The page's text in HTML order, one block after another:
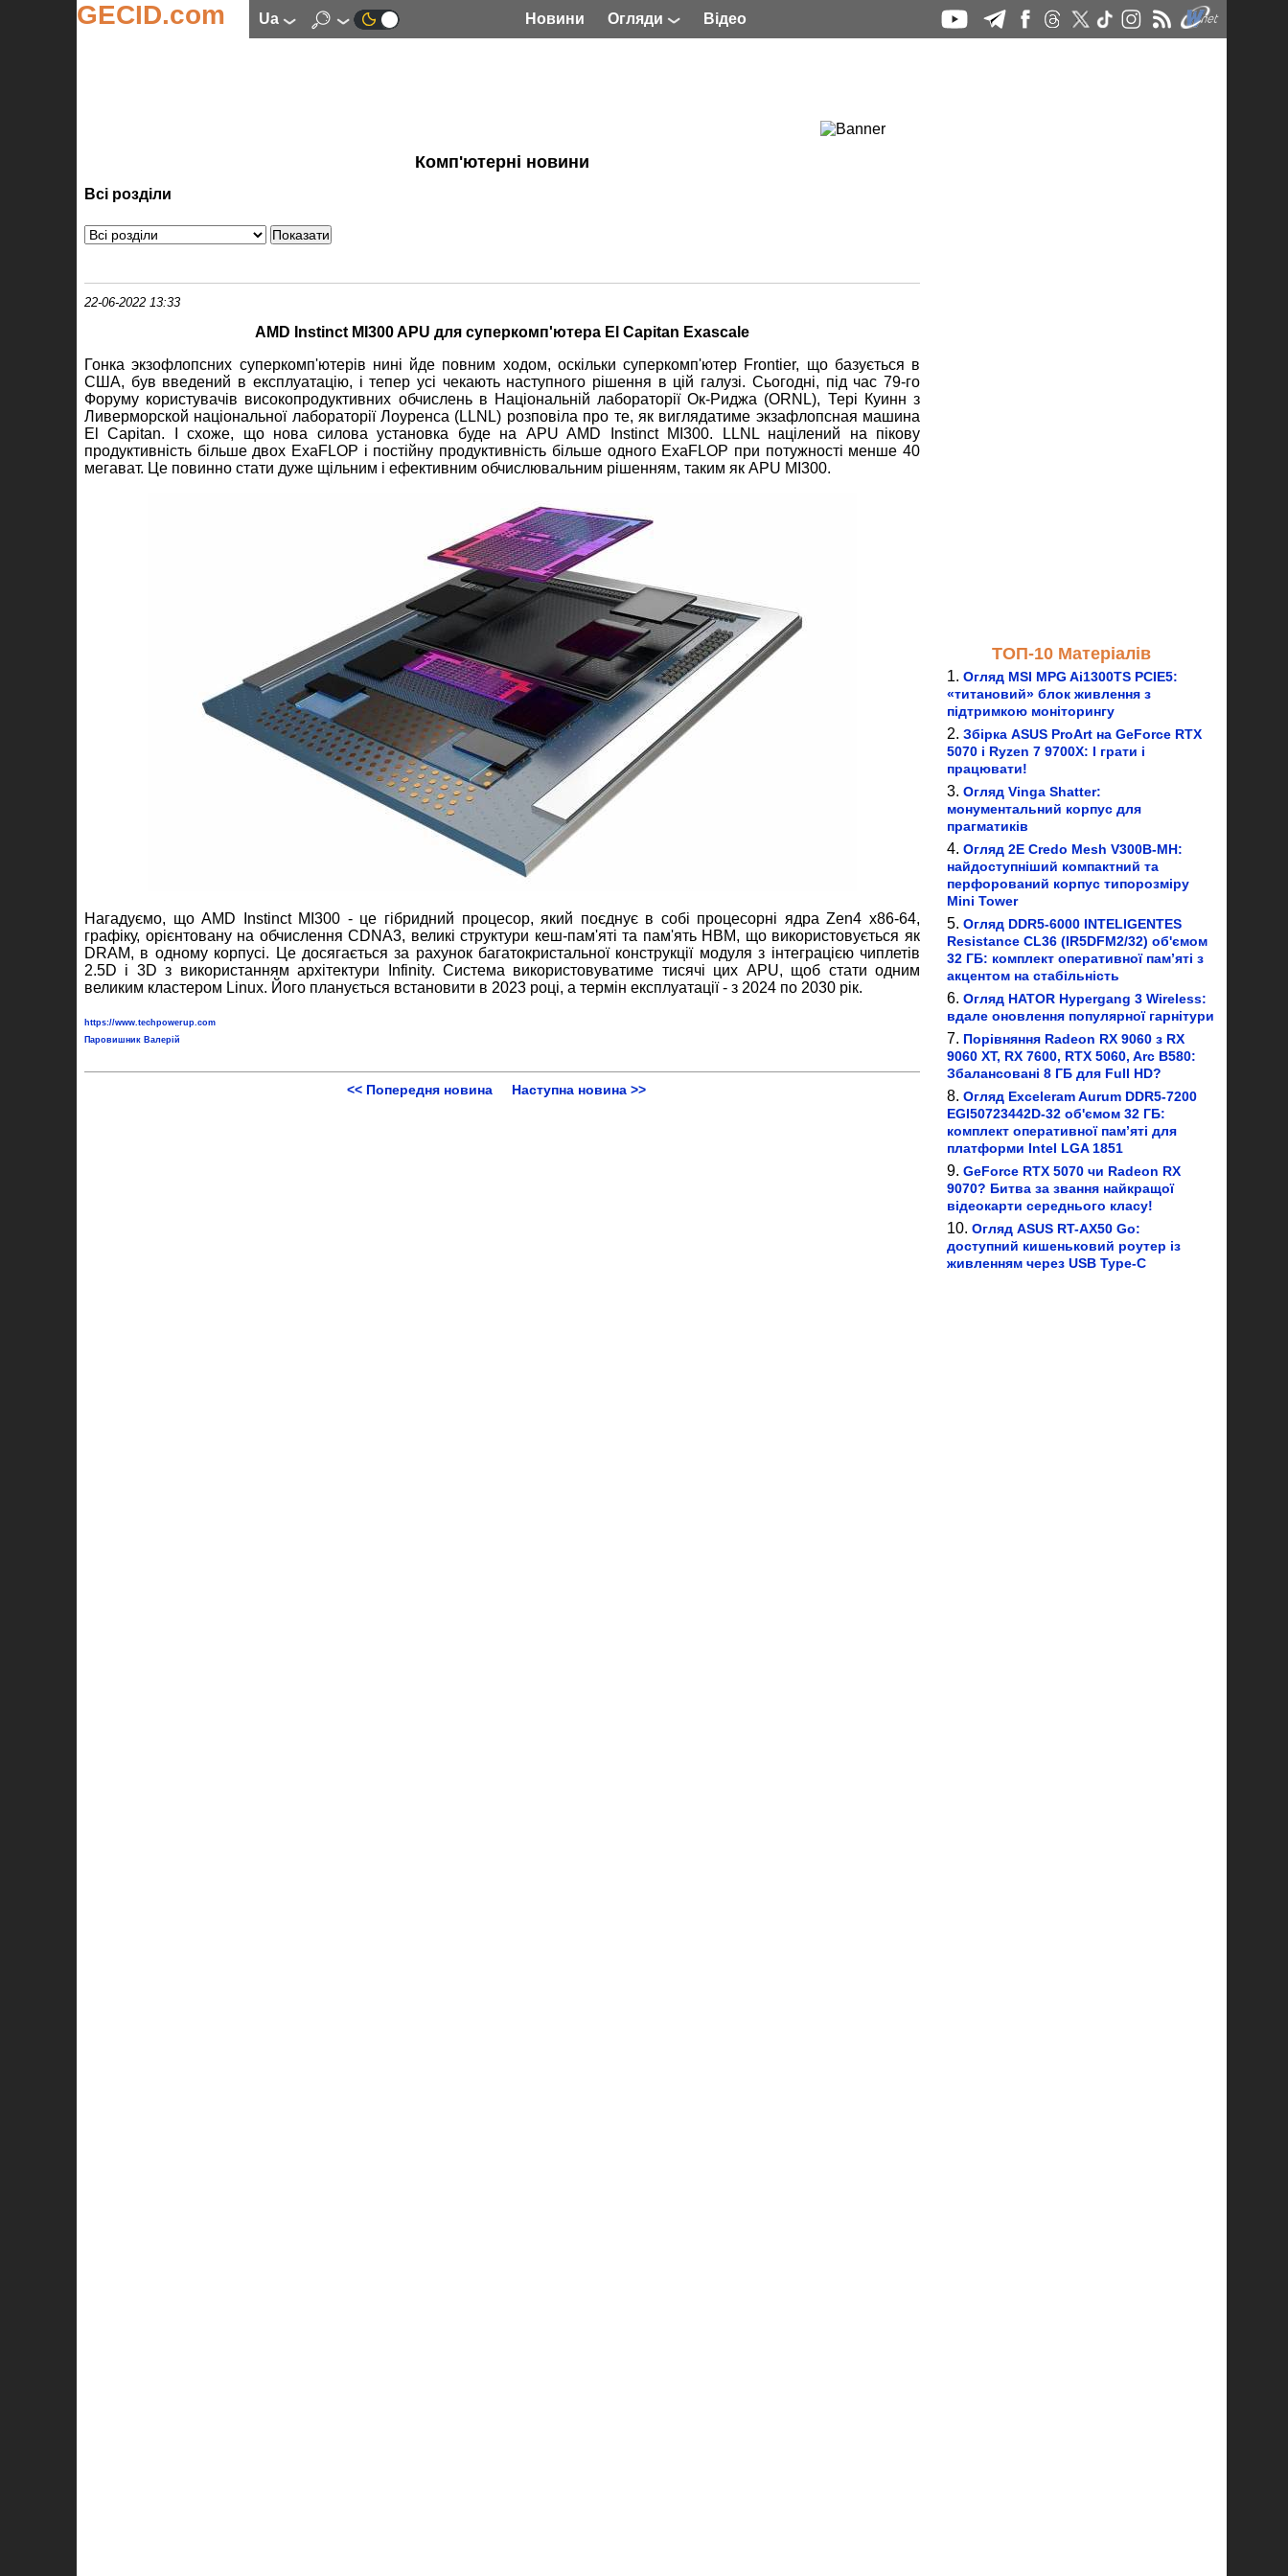
GECID.com ua Новини Огляди Відео
Комп'ютерні новини
Всі розділи
22-06-2022 13:33
AMD Instinct MI300 APU для суперкомп'ютера El Capitan Exascale
Гонка экзофлопсних суперкомп'ютерів нині йде повним ходом, оскільки суперкомп'ютер Frontier, що базується в
США, був введений в експлуатацію, і тепер усі чекають наступного рішення в цій галузі. Сьогодні, під час 79-го
Форуму користувачів високопродуктивних обчислень в Національній лабораторії Ок-Риджа (ORNL), Тері Куинн з
Ливерморской національної лабораторії Лоуренса (LLNL) розповіла про те, як виглядатиме экзафлопсная машина
El Capitan. І схоже, що нова силова установка буде на APU AMD Instinct MI300. LLNL націлений на пікову
продуктивність більше двох ExaFLOP і постійну продуктивність більше одного ExaFLOP при потужності менше 40
мегават. Це повинно стати дуже щільним і ефективним обчислювальним рішенням, таким як APU MI300.
Нагадуємо, що AMD Instinct MI300 - це гібридний процесор, який поєднує в собі процесорні ядра Zen4 x86-64,
графіку, орієнтовану на обчислення CDNA3, великі структури кеш-пам'яті та пам'ять HBM, що використовується як
DRAM, в одному корпусі. Це досягається за рахунок багатокристальної конструкції модуля з інтеграцією чиплетів
2.5D і 3D з використанням архітектури Infinity. Система використовуватиме тисячі цих APU, щоб стати одним
великим кластером Linux. Його планується встановити в 2023 році, а термін експлуатації - з 2024 по 2030 рік.
https://www.techpowerup.com
Паровишник Валерій
<< Попередня новина Наступна новина >>
ТОП-10 Матеріалів
Огляд MSI MPG Ai1300TS PCIE5:
«титановий» блок живлення з
підтримкою моніторингу
Збірка ASUS ProArt на GeForce RTX
5070 і Ryzen 7 9700X: І грати і
працювати!
Огляд Vinga Shatter:
монументальний корпус для
прагматиків
Огляд 2E Credo Mesh V300B-MH:
найдоступніший компактний та
перфорований корпус типорозміру
Mini Tower
Огляд DDR5-6000 INTELIGENTES
Resistance CL36 (IR5DFM2/32) об'ємом
32 ГБ: комплект оперативної пам’яті з
акцентом на стабільність
Огляд HATOR Hypergang 3 Wireless:
вдале оновлення популярної гарнітури
Порівняння Radeon RX 9060 з RX
9060 XT, RX 7600, RTX 5060, Arc B580:
Збалансовані 8 ГБ для Full HD?
Огляд Exceleram Aurum DDR5-7200
EGI50723442D-32 об'ємом 32 ГБ:
комплект оперативної пам’яті для
платформи Intel LGA 1851
GeForce RTX 5070 чи Radeon RX
9070? Битва за звання найкращої
відеокарти середнього класу!
Огляд ASUS RT-AX50 Go:
доступний кишеньковий роутер із
живленням через USB Type-C